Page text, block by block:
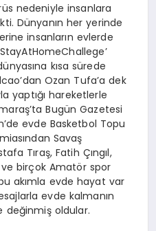
nedeniyle insanlara
Dünyanın her yerinde
insanların evlerde
kısa sürede
Ozan Tufa’a dek
yaptığı hareketlerle
Bugün Gazetesi
evde Basketbol Topu
Savaş
Tıraş, Fatih Çıngıl,
birçok Amatör spor
akımla evde hayat var
evde kalmanın
değinmiş oldular.